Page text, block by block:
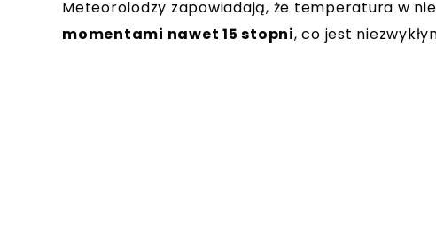
Meteorolodzy zapowiadają, że temperatura w
momentami nawet 15 stopni, co jest